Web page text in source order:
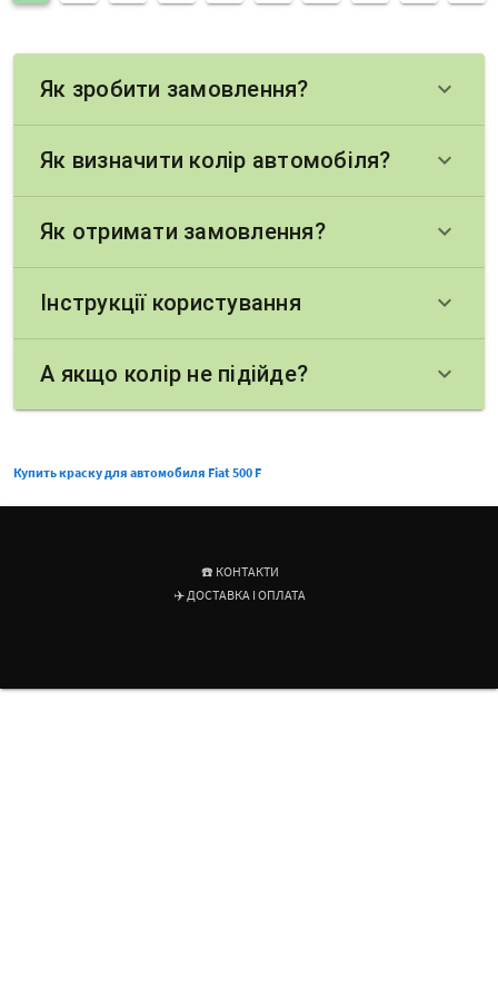
Як зробити замовлення? keyboard_arrow_down
Як визначити колір автомобіля? keyboard_arrow_down
Як отримати замовлення? keyboard_arrow_down
Інструкції користування keyboard_arrow_down
А якщо колір не підійде? keyboard_arrow_down
Купить краску для автомобиля Fiat 500 F
☎️ КОНТАКТИ
✈️ ДОСТАВКА І ОПЛАТА